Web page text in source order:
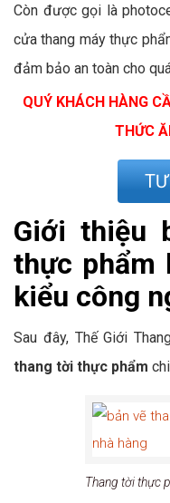
Còn được gọi là
cửa thang máy thực
đảm bảo an toàn cho
QUÝ KHÁCH HÀNG
THỨC
Giới thiệu
thực phẩm
kiểu công
Sau đây, Thế Giới
thang tời thực phẩm
Thang tời thực